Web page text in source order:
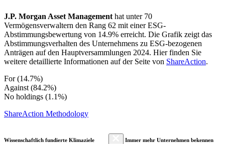
J.P. Morgan Asset Management hat unter 70
Vermögensverwaltern den Rang 62 mit einer ESG-
Abstimmungsbewertung von 14.9% erreicht. Die Grafik zeigt das
Abstimmungsverhalten des Unternehmens zu ESG-bezogenen
Anträgen auf den Hauptversammlungen 2024. Hier finden Sie
weitere detaillierte Informationen auf der Seite von ShareAction.
For (14.7%)
Against (84.2%)
No holdings (1.1%)
ShareAction Methodology
Wissenschaftlich fundierte Klimaziele
Immer mehr Unternehmen bekennen